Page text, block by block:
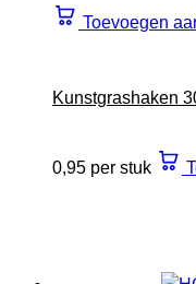
Toevoegen
Kunstgrashaken
0,95 per stuk